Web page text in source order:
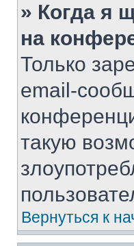
» Когда я
на
Только
email-
такую
Вернуться к